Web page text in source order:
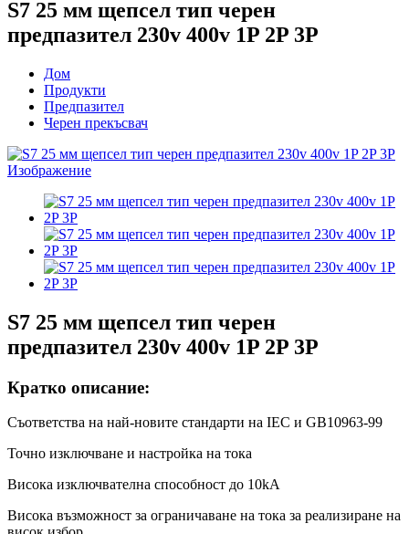
S7 25 мм щепсел тип черен
предпазител 230v 400v 1P 2P 3P
Дом
Продукти
Предпазител
Черен прекъсвач
S7 25 мм щепсел тип черен
предпазител 230v 400v 1P 2P 3P
Кратко описание:
Съответства на най-новите стандарти на IEC и GB10963-99
Точно изключване и настройка на тока
Висока изключвателна способност до 10kA
Висока възможност за ограничаване на тока за реализиране на